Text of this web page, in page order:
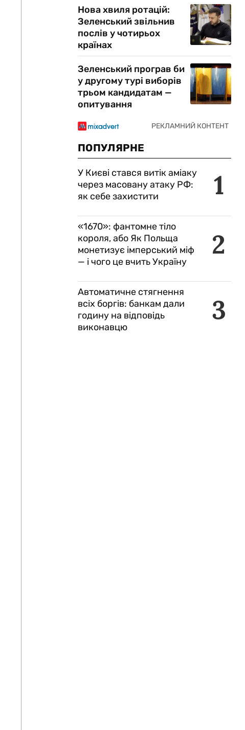
Нова хвиля ротацій:
Зеленський звільнив
послів у чотирьох
країнах
Зеленський програв би
у другому турі виборів
трьом кандидатам —
опитування
ПОПУЛЯРНЕ
1
У Києві стався витік аміаку
через масовану атаку РФ:
як себе захистити
2
«1670»: фантомне тіло
короля, або Як Польща
монетизує імперський міф
— і чого це вчить Україну
3
Автоматичне стягнення
всіх боргів: банкам дали
годину на відповідь
виконавцю